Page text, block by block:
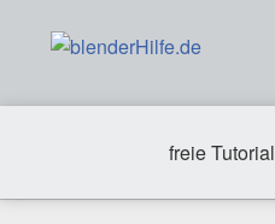
Zur
springen
Zum
springen
freie